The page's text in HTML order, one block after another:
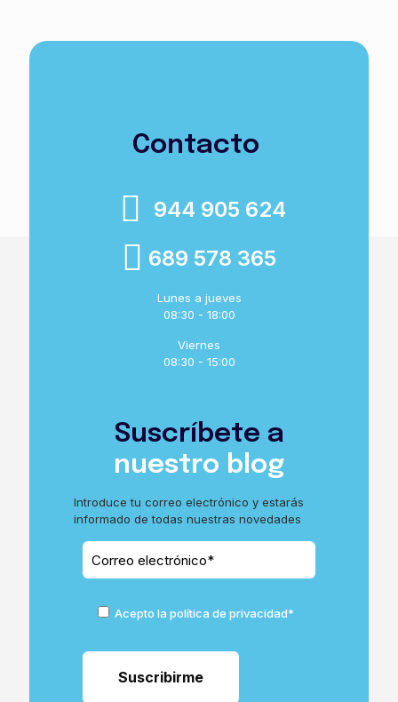
Contacto
944 905 624
689 578 365
Lunes a jueves
08:30 - 18:00
Viernes
08:30 - 15:00
Suscríbete a
nuestro blog
Introduce tu correo electrónico y estarás
informado de todas nuestras novedades
Acepto la política de privacidad*